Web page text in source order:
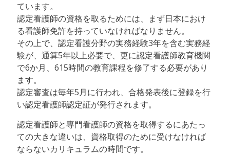
ています。
認定看護師の資格を取るためには、まず日本におけ
る看護師免許を持っていなければなりません。
その上で、認定看護分野の実務経験3年を含む実務経
験が、通算5年以上必要で、更に認定看護師教育機関
で6か月、615時間の教育課程を修了する必要があり
ます。
認定審査は毎年5月に行われ、合格発表後に登録を行
い認定看護師認定証が発行されます。
認定看護師と専門看護師の資格を取得するにあたっ
ての大きな違いは、資格取得のために受けなければ
ならないカリキュラムの時間です。